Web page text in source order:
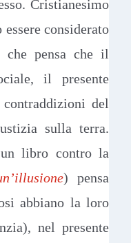
Cristianesimo
considerato
che pensa che il
il presente
del
sulla terra.
libro contro la
) pensa
abbiano la loro
nel presente